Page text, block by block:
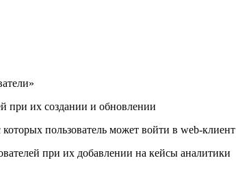
при их создании и обновлении
пользователь может войти в web-клиент
при их добавлении на кейсы аналитики